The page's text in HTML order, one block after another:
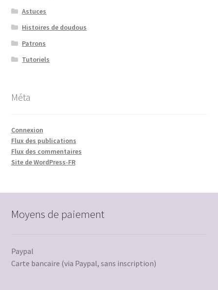
Astuces
Histoires de doudous
Patrons
Tutoriels
Méta
Connexion
Flux des publications
Flux des commentaires
Site de WordPress-FR
Moyens de paiement
Paypal
Carte bancaire (via Paypal, sans inscription)